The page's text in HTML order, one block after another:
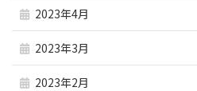
2023年4月
2023年3月
2023年2月